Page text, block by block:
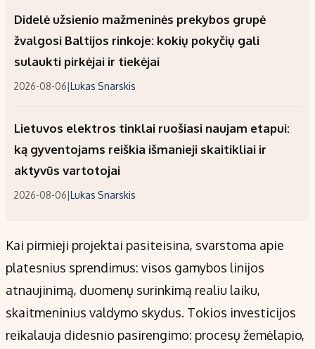
Didelė užsienio mažmeninės prekybos grupė
žvalgosi Baltijos rinkoje: kokių pokyčių gali
sulaukti pirkėjai ir tiekėjai
2026-08-06|Lukas Snarskis
Lietuvos elektros tinklai ruošiasi naujam etapui:
ką gyventojams reiškia išmanieji skaitikliai ir
aktyvūs vartotojai
2026-08-06|Lukas Snarskis
Kai pirmieji projektai pasiteisina, svarstoma apie
platesnius sprendimus: visos gamybos linijos
atnaujinimą, duomenų surinkimą realiu laiku,
skaitmeninius valdymo skydus. Tokios investicijos
reikalauja didesnio pasirengimo: procesų žemėlapio,